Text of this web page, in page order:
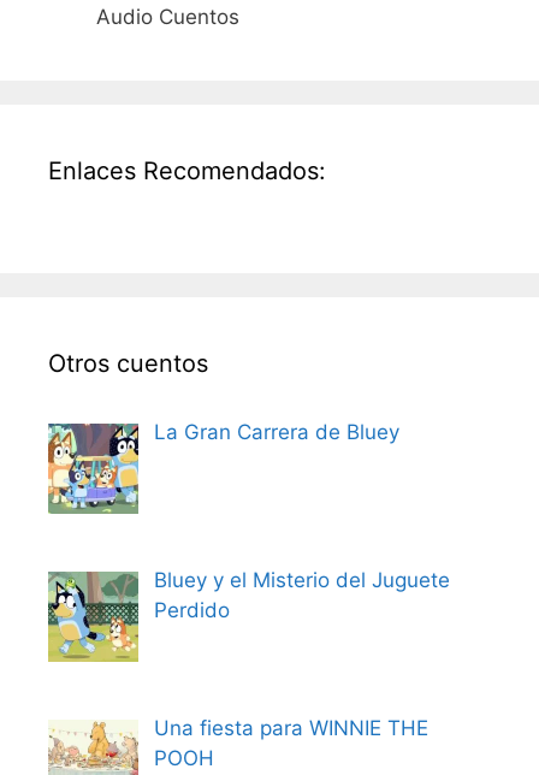
Audio Cuentos
Enlaces Recomendados:
Otros cuentos
La Gran Carrera de Bluey
Bluey y el Misterio del Juguete
Perdido
Una fiesta para WINNIE THE
POOH